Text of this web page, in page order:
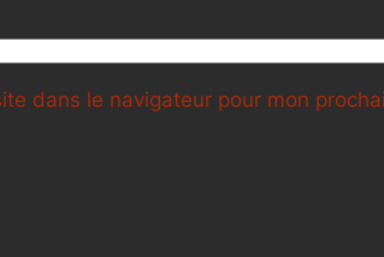
dans le navigateur pour mon